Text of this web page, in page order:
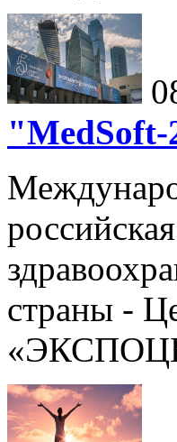
"MedSoft-
страны -